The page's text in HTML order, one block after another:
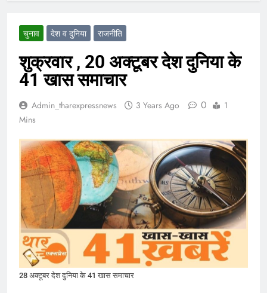
चुनाव देश व दुनिया राजनीति
शुक्रवार , 20 अक्टूबर देश दुनिया के
41 खास समाचार
Admin_tharexpressnews 3 Years Ago 0
1
Mins
28 अक्टूबर देश दुनिया के 41 खास समाचार